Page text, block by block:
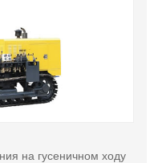
на гусеничном ходу